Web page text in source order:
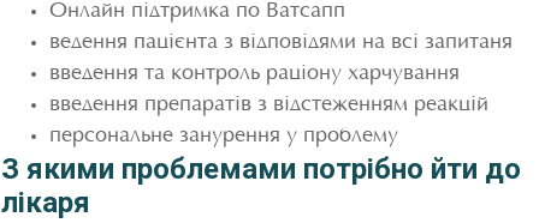
Онлайн підтримка по Ватсапп
ведення пацієнта з відповідями на всі запитаня
введення та контроль раціону харчування
введення препаратів з відстеженням реакцій
персональне занурення у проблему
З якими проблемами потрібно йти до
лікаря